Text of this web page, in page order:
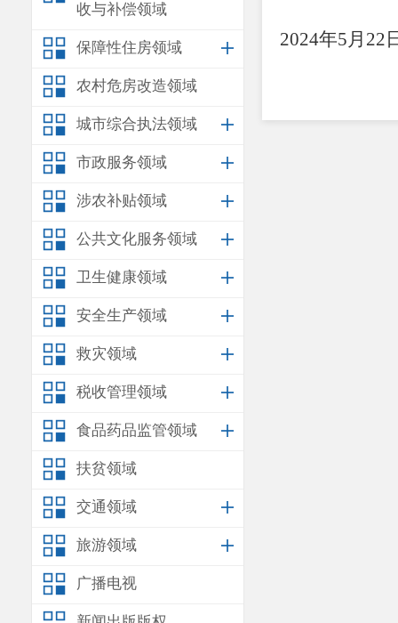
收与补偿领域
保障性住房领域
农村危房改造领域
城市综合执法领域
市政服务领域
涉农补贴领域
公共文化服务领域
卫生健康领域
安全生产领域
救灾领域
税收管理领域
食品药品监管领域
扶贫领域
交通领域
旅游领域
广播电视
2024年5月22